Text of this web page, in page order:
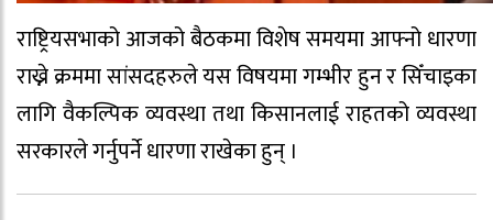
राष्ट्रियसभाको आजको बैठकमा विशेष समयमा आफ्नो धारणा
राख्ने क्रममा सांसदहरुले यस विषयमा गम्भीर हुन र सिँचाइका
लागि वैकल्पिक व्यवस्था तथा किसानलाई राहतको व्यवस्था
सरकारले गर्नुपर्ने धारणा राखेका हुन् ।